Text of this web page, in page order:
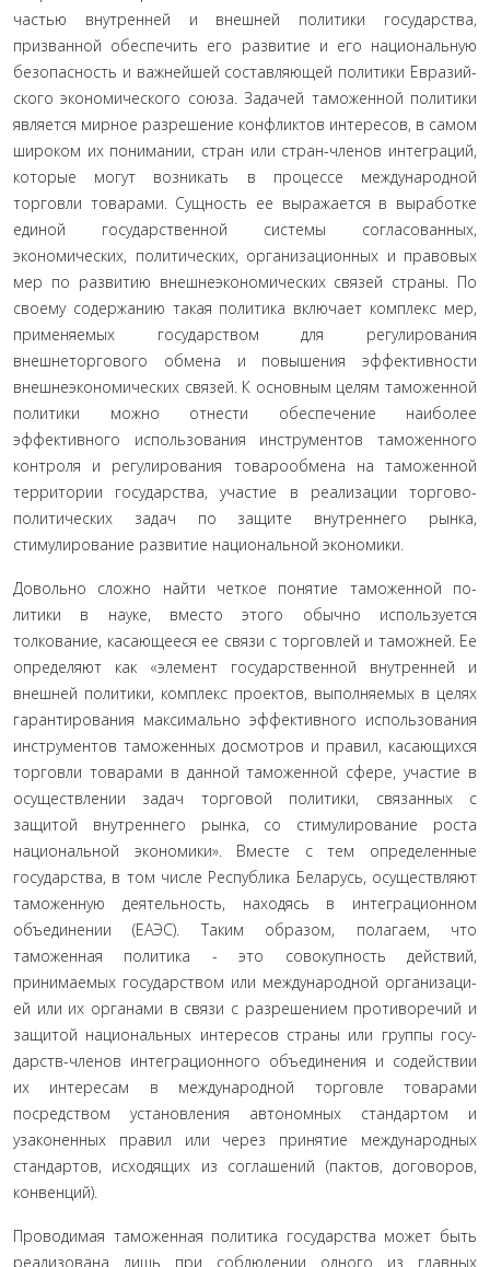
частью внутренней и внешней политики государства,
призванной обеспечить его развитие и его национальную
без­опасность и важнейшей составляющей политики Евразий­
ского экономического союза. Задачей таможенной политики
является мирное разрешение конфликтов интересов, в самом
широком их понимании, стран или стран-членов интеграций,
которые могут возникать в процессе международной
торговли товарами. Сущность ее выражается в выработке
единой государственной системы согласованных,
экономических, по­литических, организационных и правовых
мер по развитию внешнеэкономических связей страны. По
своему содержа­нию такая политика включает комплекс мер,
применяемых государством для регулирования
внешнеторгового обмена и повышения эффективности
внешнеэкономических связей. К основным целям таможенной
политики можно отнести обе­спечение наиболее
эффективного использования инструмен­тов таможенного
контроля и регулирования товарообмена на таможенной
территории государства, участие в реализации торгово-
политических задач по защите внутреннего рынка,
стимулирование развитие национальной экономики.
Довольно сложно найти четкое понятие таможенной по­
литики в науке, вместо этого обычно используется
толкование, касающееся ее связи с торговлей и таможней. Ее
определяют как «элемент государственной внутренней и
внешней полити­ки, комплекс проектов, выполняемых в целях
гарантирования максимально эффективного использования
инструментов та­моженных досмотров и правил, касающихся
торговли товара­ми в данной таможенной сфере, участие в
осуществлении задач торговой политики, связанных с
защитой внутреннего рынка, со стимулирование роста
национальной экономики». Вместе с тем определенные
государства, в том числе Республика Бе­ларусь, осуществляют
таможенную деятельность, находясь в интеграционном
объединении (ЕАЭС). Таким образом, пола­гаем, что
таможенная политика - это совокупность действий,
принимаемых государством или международной организаци­
ей или их органами в связи с разрешением противоречий и
защитой национальных интересов страны или группы госу­
дарств-членов интеграционного объединения и содействии
их интересам в международной торговле товарами
посредством установления автономных стандартом и
узаконенных правил или через принятие международных
стандартов, исходящих из соглашений (пактов, договоров,
конвенций).
Проводимая таможенная политика государства может быть
реализована лишь при соблюдении одного из главных